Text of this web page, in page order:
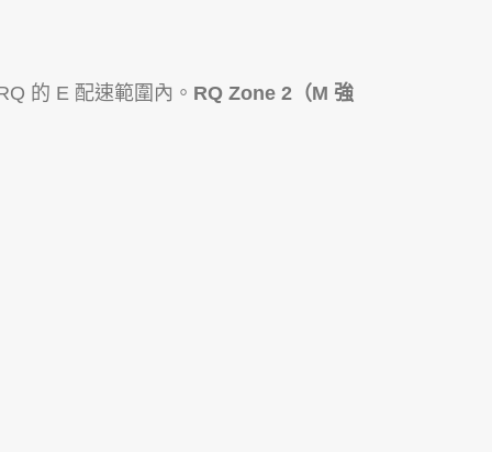
的 E 配速範圍內。 RQ Zone 2（M 強